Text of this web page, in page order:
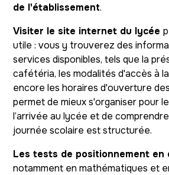
de l'établissement.
Visiter le site internet du lycée
utile : vous y trouverez des
services disponibles, tels que la
cafétéria, les modalités d'accès à
encore les horaires d'ouverture
permet de mieux s'organiser pour
l’arrivée au lycée et de
journée scolaire est structurée.
Les tests de positionnement en
notamment en mathématiques et